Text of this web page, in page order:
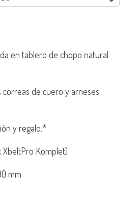
en tablero de chopo natural
correas de cuero y arneses
y regalo.*
XbeltPro Komplet)
mm